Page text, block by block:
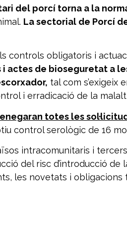
del porcí torna a la
La sectorial de Porcí
controls obligatoris i
actes de bioseguretat a
tal com s’exigeix
i erradicació de la
totes les
control serològic de 16
intracomunitaris i
del risc d’introducció de
les novetats i obligacions